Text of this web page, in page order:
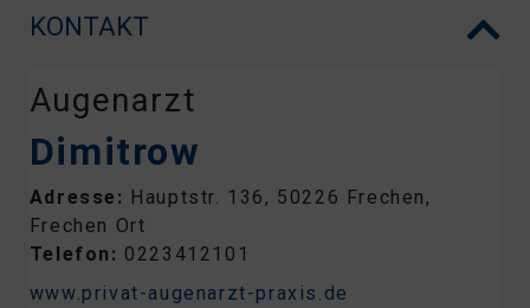
KONTAKT
Augenarzt
Dimitrow
Adresse: Hauptstr. 136, 50226 Frechen,
Frechen Ort
Telefon: 0223412101
www.privat-augenarzt-praxis.de